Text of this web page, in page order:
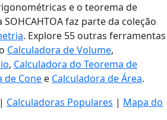
e o teorema de
faz parte da coleção
. Explore 55 outras ferramentas
Calculadora de Volume,
, Calculadora do Teorema de
de Cone e Calculadora de Área.
| Calculadoras Populares | Mapa do